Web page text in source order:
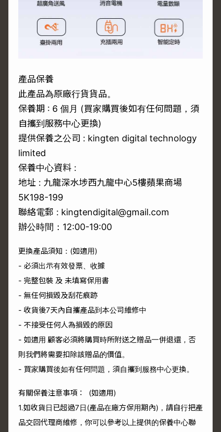
產品保養
此產品為原廠行貨貨品。
保養期 : 6 個月 (買家購買後如有任何問題，須
自攜到服務中心更換)
提供保養之公司 : kingten digital technology
limited
保養中心資料 :
地址 : 九龍深水埗西九龍中心5樓蘋果商場
5K198-199
聯絡電郵 : kingtendigital@gmail.com
辦公時間：12:00-19:00
更換產品須知：(如適用)
- 必須出示有效發票、收據
- 完整包裝 及 未填寫保用書
- 無任何損毀及刮花痕跡
- 收貨後7天內自攜產品到本公司維修中
- 不接受任何人為損毀的原因
- 如適用 顧客必須將購買時所附送之贈品一併退還，否
則我們將需要扣除該贈品的價值。
- 買家購買後如有任何問題，須自攜到服務中心更換。
有關保養注意事項： (如適用)
1.如收貨日已超過7日(產品在廠方保用期內)，請自行把產
品交回代理商維修，你可以參考以上提供的保養中心聯